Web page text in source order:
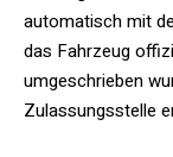
automatisch mit
das Fahrzeug
umgeschrieben
Zulassungsstelle